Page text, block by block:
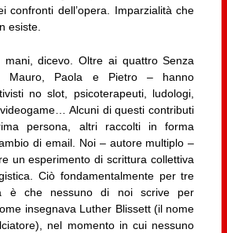
confronti dell’opera. Imparzialità che
esiste.
dicevo. Oltre ai quattro Senza
Mauro, Paola e Pietro – hanno
no slot, psicoterapeuti, ludologi,
Alcuni di questi contributi
persona, altri raccolti in forma
di email. Noi – autore multiplo –
un esperimento di scrittura collettiva
Ciò fondamentalmente per tre
è che nessuno di noi scrive per
insegnava Luther Blissett (il nome
nel momento in cui nessuno